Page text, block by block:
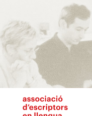
contingut